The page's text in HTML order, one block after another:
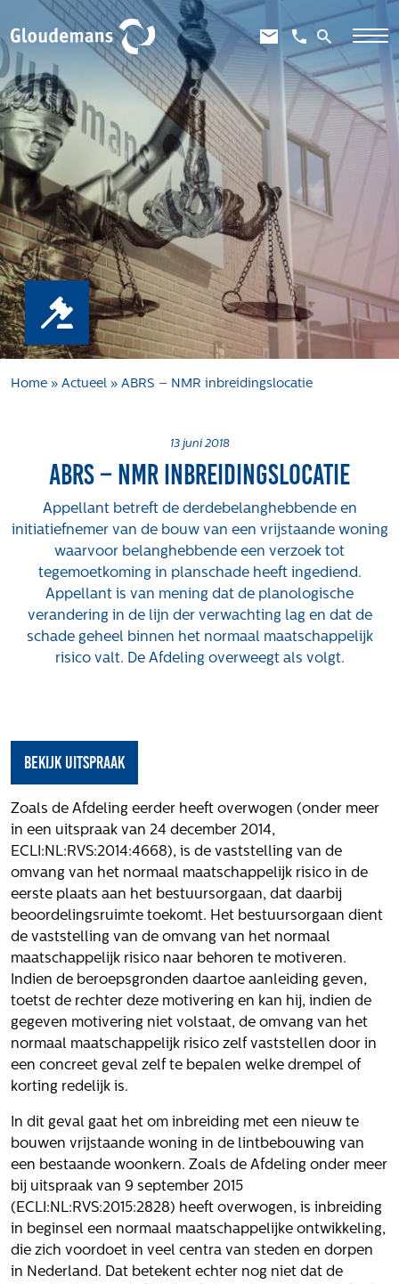
Expertises
Gebiedsontwikkeling
Gebiedseconomie
Grondstrategie en -verwerving
Taxaties overheid
Taxaties zakelijk
Schadevergoedingsrecht
Rentmeesterij
Transities
Tender-light voormalige St. Josefschool in
Brunssum
Concurrentiegerichte dialoog en tenderstrategie
Hoge Woerd in Ewijk
Pachtbeleid gemeente Valkenswaard: duurzame
pacht als instrument voor landbouw- en
watertransitie
Strategisch grondbeleid als motor voor
woningbouwversnelling Gemeente Vught
Het verhaal van Gloudemans
Onze mensen
Werken bij Gloudemans
Actueel
Nieuws
Uitspraken
Werken bij
Vacatures
Contact
Klachten
Privacyverklaring
Proclaimer
Volg ons
Home » Actueel » ABRS – NMR inbreidingslocatie
13 juni 2018
ABRS – NMR inbreidingslocatie
Appellant betreft de derdebelanghebbende en
initiatiefnemer van de bouw van een vrijstaande woning
waarvoor belanghebbende een verzoek tot
tegemoetkoming in planschade heeft ingediend.
Appellant is van mening dat de planologische
verandering in de lijn der verwachting lag en dat de
schade geheel binnen het normaal maatschappelijk
risico valt. De Afdeling overweegt als volgt.
bekijk uitspraak
Zoals de Afdeling eerder heeft overwogen (onder meer
in een uitspraak van 24 december 2014,
ECLI:NL:RVS:2014:4668), is de vaststelling van de
omvang van het normaal maatschappelijk risico in de
eerste plaats aan het bestuursorgaan, dat daarbij
beoordelingsruimte toekomt. Het bestuursorgaan dient
de vaststelling van de omvang van het normaal
maatschappelijk risico naar behoren te motiveren.
Indien de beroepsgronden daartoe aanleiding geven,
toetst de rechter deze motivering en kan hij, indien de
gegeven motivering niet volstaat, de omvang van het
normaal maatschappelijk risico zelf vaststellen door in
een concreet geval zelf te bepalen welke drempel of
korting redelijk is.
In dit geval gaat het om inbreiding met een nieuw te
bouwen vrijstaande woning in de lintbebouwing van
een bestaande woonkern. Zoals de Afdeling onder meer
bij uitspraak van 9 september 2015
(ECLI:NL:RVS:2015:2828) heeft overwogen, is inbreiding
in beginsel een normaal maatschappelijke ontwikkeling,
die zich voordoet in veel centra van steden en dorpen
in Nederland. Dat betekent echter nog niet dat de